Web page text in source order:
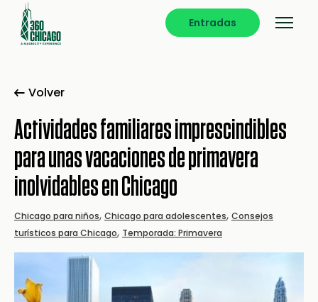
Entradas
Volver
Actividades familiares imprescindibles
para unas vacaciones de primavera
inolvidables en Chicago
Chicago para niños, Chicago para adolescentes, Consejos
turísticos para Chicago, Temporada: Primavera